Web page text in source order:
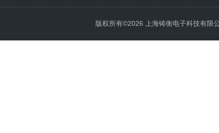
版权所有©2026 上海铸衡电子科技有